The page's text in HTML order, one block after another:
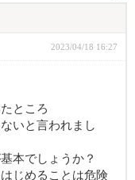
2023/04/18 16:27
ところ
いと言われまし
本でしょうか？
じめることは危険